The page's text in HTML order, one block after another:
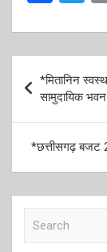
ce
b
o
o
k
tt
s
n
a
*मितानिन
सामुदायिक
*छत्तीसगढ़ बजट